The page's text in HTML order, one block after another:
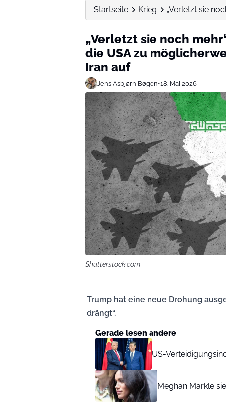
Startseite Krieg „Verletzt sie
„Verletzt sie noch
die USA zu
Iran auf
Jens Asbjørn Bøgen•18. Mai 2026
Shutterstock.com
Trump hat eine neue Drohung
drängt“.
Gerade lesen andere
US-
Meghan Markle